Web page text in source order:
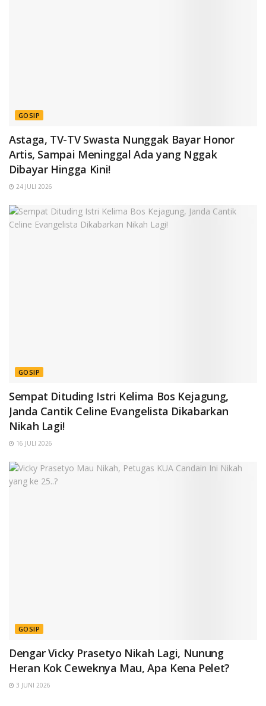
GOSIP
Astaga, TV-TV Swasta Nunggak Bayar Honor
Artis, Sampai Meninggal Ada yang Nggak
Dibayar Hingga Kini!
24 JULI 2026
GOSIP
Sempat Dituding Istri Kelima Bos Kejagung,
Janda Cantik Celine Evangelista Dikabarkan
Nikah Lagi!
16 JULI 2026
GOSIP
Dengar Vicky Prasetyo Nikah Lagi, Nunung
Heran Kok Ceweknya Mau, Apa Kena Pelet?
3 JUNI 2026